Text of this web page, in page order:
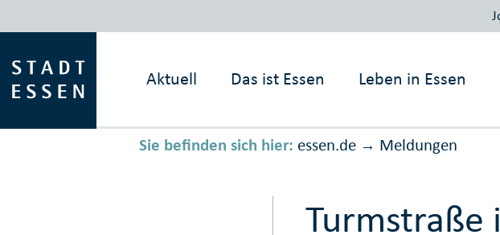
Aktuell Das ist Essen Leben in Essen
Sie befinden sich hier: essen.de → Meldungen
Turmstraße